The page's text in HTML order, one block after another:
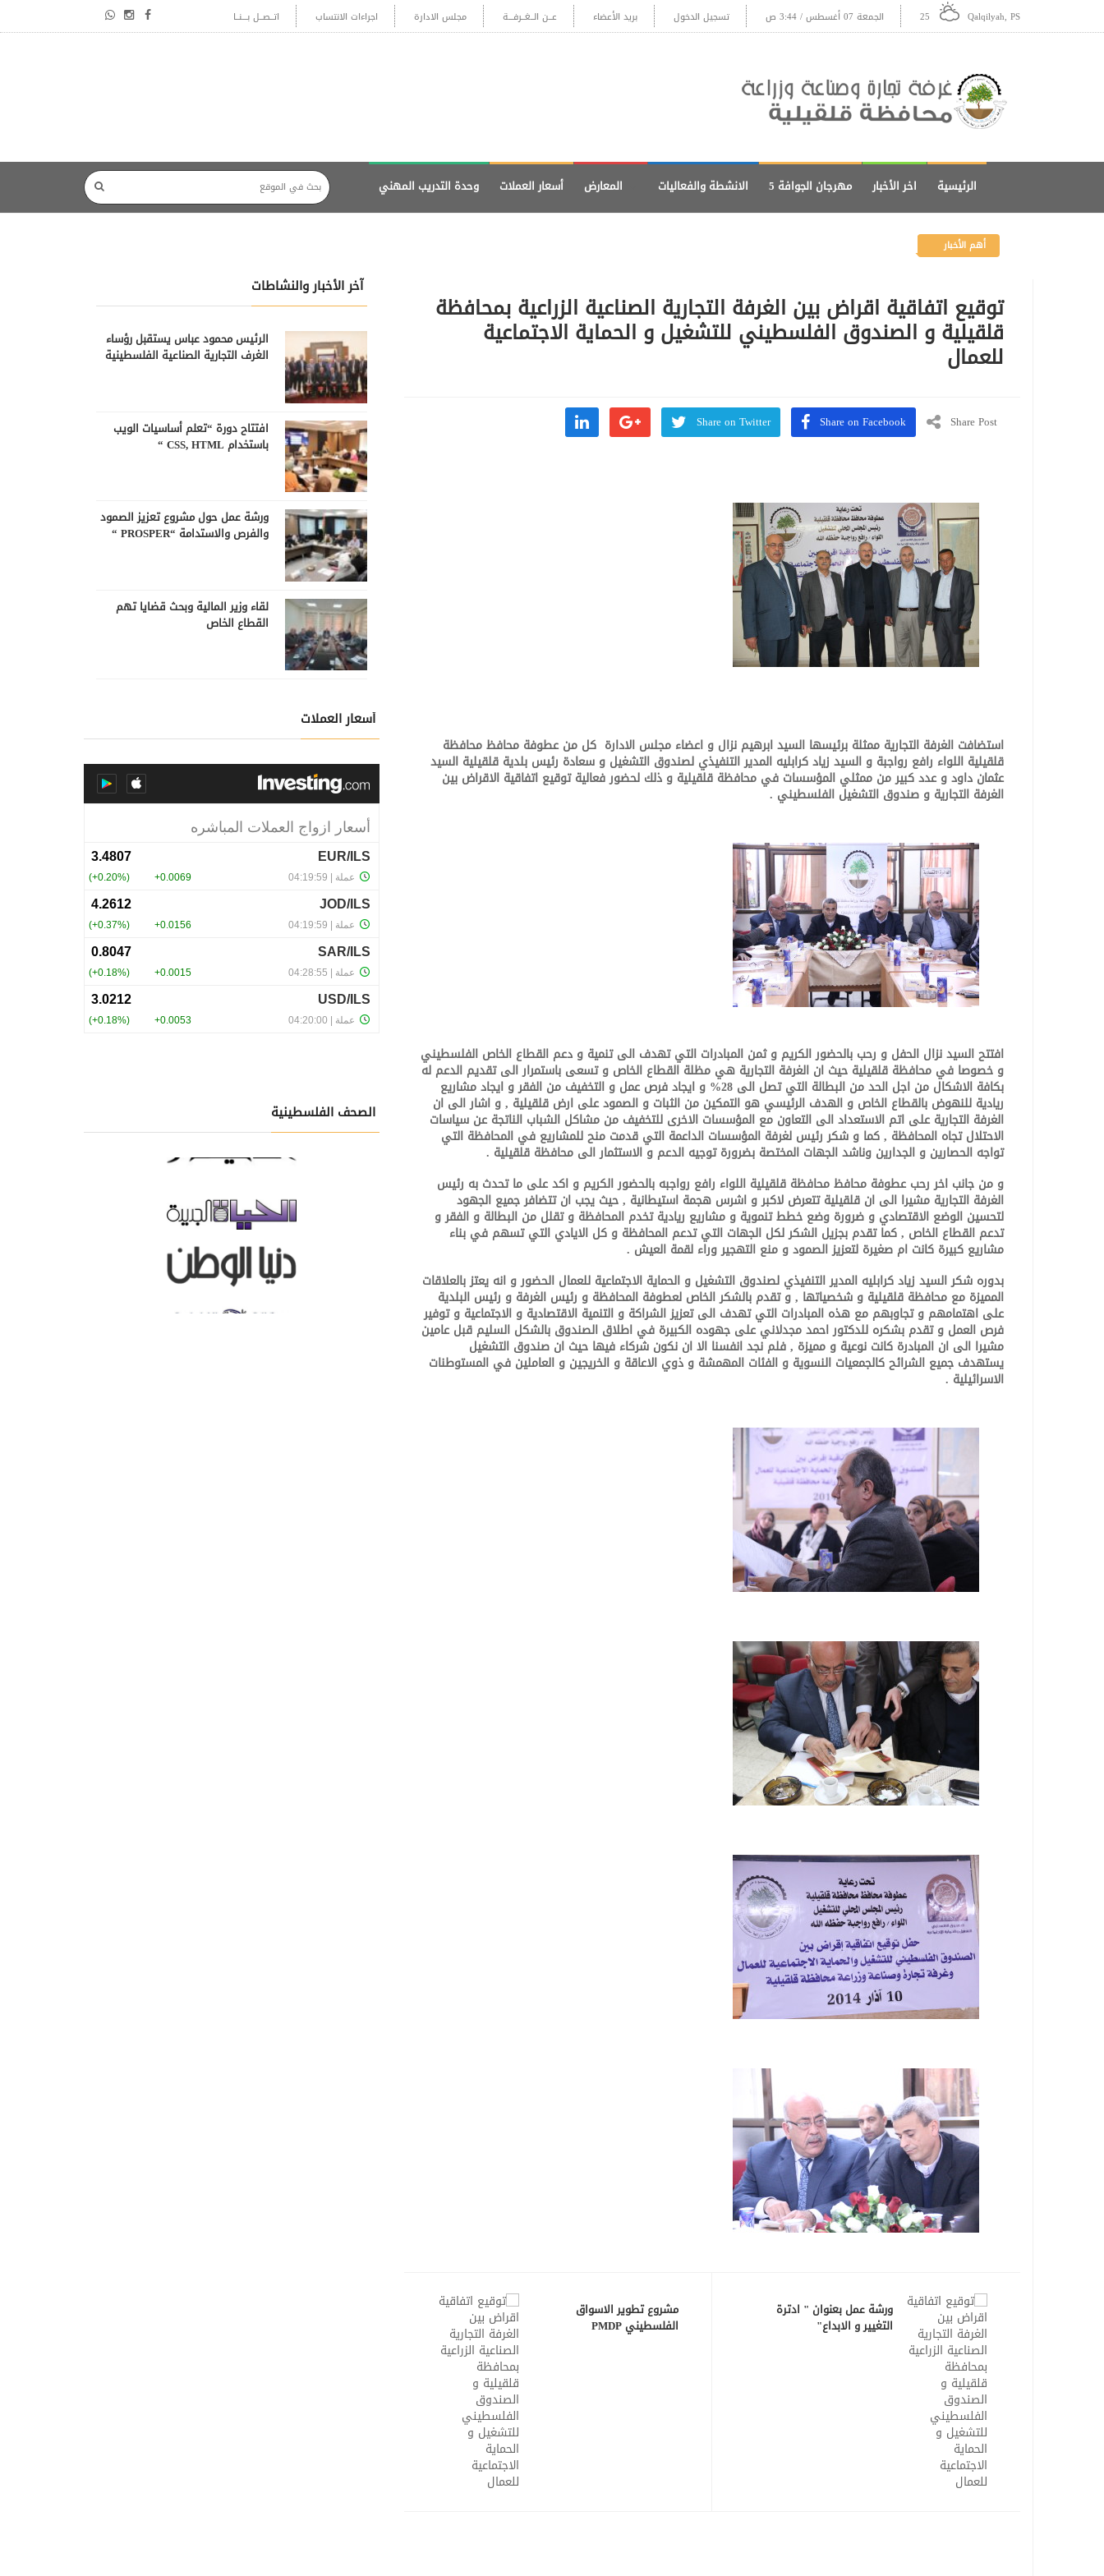
Qalqilyah, PS
25 الجمعة 07 أغسطس / 3:44 ص تسجيل الدخول بريد الأعضاء عــن الــغــرفـــة مجلس الادارة اجراءات الانتساب اتــصــل بـــنــا
الرئيسية اخر الأخبار مهرجان الجوافة 5 الانشطة والفعاليات المعارض أسعار العملات وحدة التدريب المهني
أهم الأخبار
توقيع اتفاقية اقراض بين الغرفة التجارية الصناعية الزراعية بمحافظة
قلقيلية و الصندوق الفلسطيني للتشغيل و الحماية الاجتماعية
للعمال
Share Post
Share on Facebook
Share on Twitter
استضافت الغرفة التجارية ممثلة برئيسها السيد ابرهيم نزال و اعضاء مجلس الادارة كل من عطوفة محافظ محافظة
قلقيلية اللواء رافع رواجبة و السيد زياد كرابليه المدير التنفيذي لصندوق التشغيل و سعادة رئيس بلدية قلقيلية السيد
عثمان داود و عدد كبير من ممثلي المؤسسات في محافظة قلقيلية و ذلك لحضور فعالية توقيع اتفاقية الاقراض بين
الغرفة التجارية و صندوق التشغيل الفلسطيني .
افتتح السيد نزال الحفل و رحب بالحضور الكريم و ثمن المبادرات التي تهدف الى تنمية و دعم القطاع الخاص الفلسطيني
و خصوصا في محافظة قلقيلية حيث ان الغرفة التجارية هي مظلة القطاع الخاص و تسعى باستمرار الى تقديم الدعم له
بكافة الاشكال من اجل الحد من البطالة التي تصل الى 28% و ايجاد فرص عمل و التخفيف من الفقر و ايجاد مشاريع
ريادية للنهوض بالقطاع الخاص و الهدف الرئيسي هو التمكين من الثبات و الصمود على ارض قلقيلية , و اشار الى ان
الغرفة التجارية على اتم الاستعداد الى التعاون مع المؤسسات الاخرى للتخفيف من مشاكل الشباب الناتجة عن سياسات
الاحتلال تجاه المحافظة , كما و شكر رئيس لغرفة المؤسسات الداعمة التي قدمت منح للمشاريع في المحافظة التي
تواجه الحصارين و الجدارين وناشد الجهات المختصة بضرورة توجيه الدعم و الاستثمار الى محافظة قلقيلية .
و من جانب اخر رحب عطوفة محافظ محافظة قلقيلية اللواء رافع رواجبه بالحضور الكريم و اكد على ما تحدث به رئيس
الغرفة التجارية مشيرا الى ان قلقيلية تتعرض لاكبر و اشرس هجمة استيطانية , حيث يجب ان تتضافر جميع الجهود
لتحسين الوضع الاقتصادي و ضرورة وضع خطط تنموية و مشاريع ريادية تخدم المحافظة و تقلل من البطالة و الفقر و
تدعم القطاع الخاص , كما تقدم بجزيل الشكر لكل الجهات التي تدعم المحافظة و كل الايادي التي تسهم في بناء
مشاريع كبيرة كانت ام صغيرة لتعزيز الصمود و منع التهجير وراء لقمة العيش .
بدوره شكر السيد زياد كرابليه المدير التنفيذي لصندوق التشغيل و الحماية الاجتماعية للعمال الحضور و انه يعتز بالعلاقات
المميزة مع محافظة قلقيلية و شخصياتها , و تقدم بالشكر الخاص لعطوفة المحافظة و رئيس الغرفة و رئيس البلدية
على اهتمامهم و تجاوبهم مع هذه المبادرات التي تهدف الى تعزيز الشراكة و التنمية الاقتصادية و الاجتماعية و توفير
فرص العمل و تقدم بشكره للدكتور احمد مجدلاني على جهوده الكبيرة في اطلاق الصندوق بالشكل السليم قبل عامين
مشيرا الى ان المبادرة كانت نوعية و مميزة , فلم نجد انفسنا الا ان نكون شركاء فيها حيث ان صندوق التشغيل
يستهدف جميع الشرائح كالجمعيات النسوية و الفئات المهمشة و ذوي الاعاقة و الخريجين و العاملين في المستوطنات
الاسرائيلية .
مشروع تطوير الاسواق
الفلسطيني PMDP
ورشة عمل بعنوان " ادترة
التغيير و الابداع"
آخر الأخبار والنشاطات
الرئيس محمود عباس يستقبل رؤساء
الغرف التجارية الصناعية الفلسطينية
افتتاح دورة “تعلم أساسيات الويب
باستخدام CSS, HTML “
ورشة عمل حول مشروع تعزيز الصمود
والفرص والاستدامة “PROSPER “
لقاء وزير المالية وبحث قضايا تهم
القطاع الخاص
أسعار العملات
الصحف الفلسطينية